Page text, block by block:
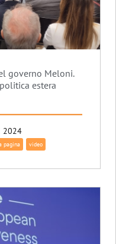
governo Meloni.
estera
2024
pagina video